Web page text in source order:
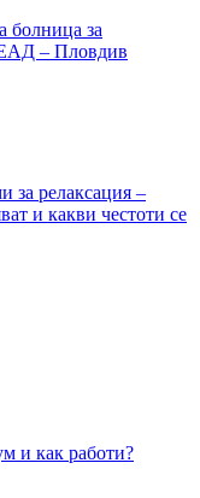
за релаксация –
и какви честоти се
и как работи?